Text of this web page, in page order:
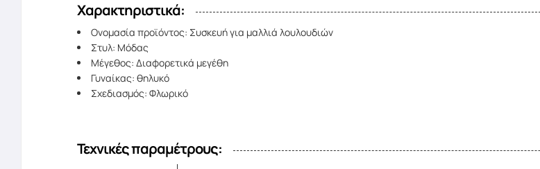
Χαρακτηριστικά:
Ονομασία προϊόντος: Συσκευή για μαλλιά λουλουδιών
Στυλ: Μόδας
Μέγεθος: Διαφορετικά μεγέθη
Γυναίκας: θηλυκό
Σχεδιασμός: Φλωρικό
Τεχνικές παραμέτρους: